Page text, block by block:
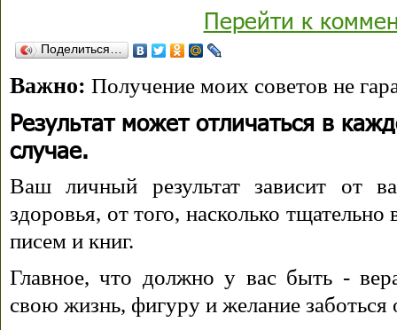
Перейти к
Поделиться…
Важно: Получение моих советов не
Результат может отличаться в
случае.
Ваш личный результат зависит от
здоровья, от того, насколько
писем и книг.
Главное, что должно у вас быть -
свою жизнь, фигуру и желание заботься